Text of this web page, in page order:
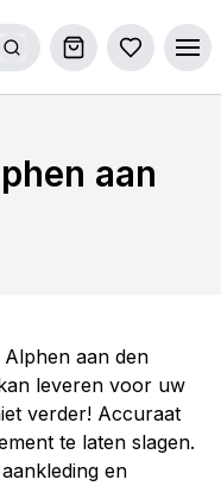
Winkelwagen
aan
aan den
leveren voor uw
verder! Accuraat
te laten slagen.
en